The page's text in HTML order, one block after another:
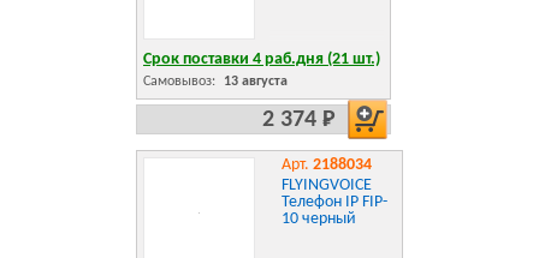
Срок поставки 4 раб.дня (21 шт.)
Самовывоз: 13 августа
2 374 Р
Арт. 2188034
FLYINGVOICE
Телефон IP FIP-
10 черный